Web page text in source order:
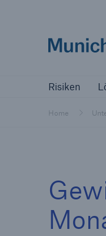
Risiken
Home
Unsere